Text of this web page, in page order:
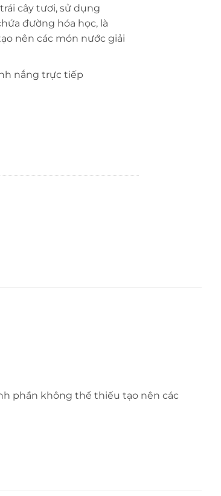
cây tươi, sử dụng
đường hóa học, là
nên các món nước giải
nắng trực tiếp
phần không thể thiếu tạo nên các